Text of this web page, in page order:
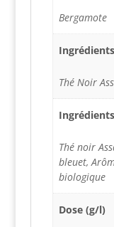
Bergamote
Thé Noir
Ingrédients
Thé noir
bleuet,
biologique
Dose (g/l)